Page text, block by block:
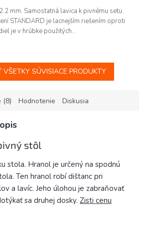
mm. Samostatná lavica k pivnému setu.
STANDARD je lacnejším riešením oproti
je v hrúbke použitých...
VŠETKY SÚVISIACE PRODUKTY
(8) Hodnotenie Diskusia
stôl
stola. Hranol je určený na spodnú
Ten hranol robí dištanc pri
a lavíc. Jeho úlohou je zabraňovať
sa druhej dosky. Zisti cenu